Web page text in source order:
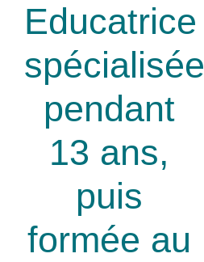
Educatrice
spécialisée
pendant
13 ans,
puis
formée au